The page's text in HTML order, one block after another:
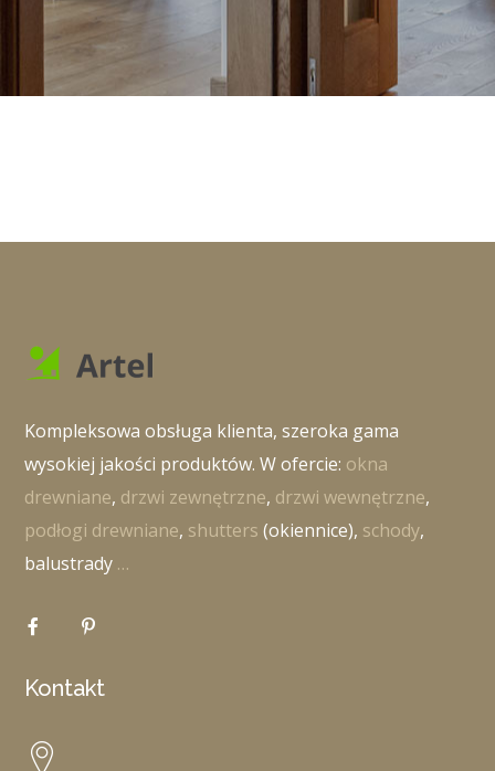
Kompleksowa obsługa klienta, szeroka gama
wysokiej jakości produktów. W ofercie: okna
drewniane, drzwi zewnętrzne, drzwi wewnętrzne,
podłogi drewniane, shutters (okiennice), schody,
balustrady …
Kontakt